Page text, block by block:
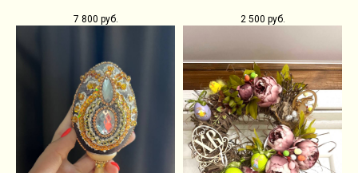
7 800 руб. 2 500 руб.